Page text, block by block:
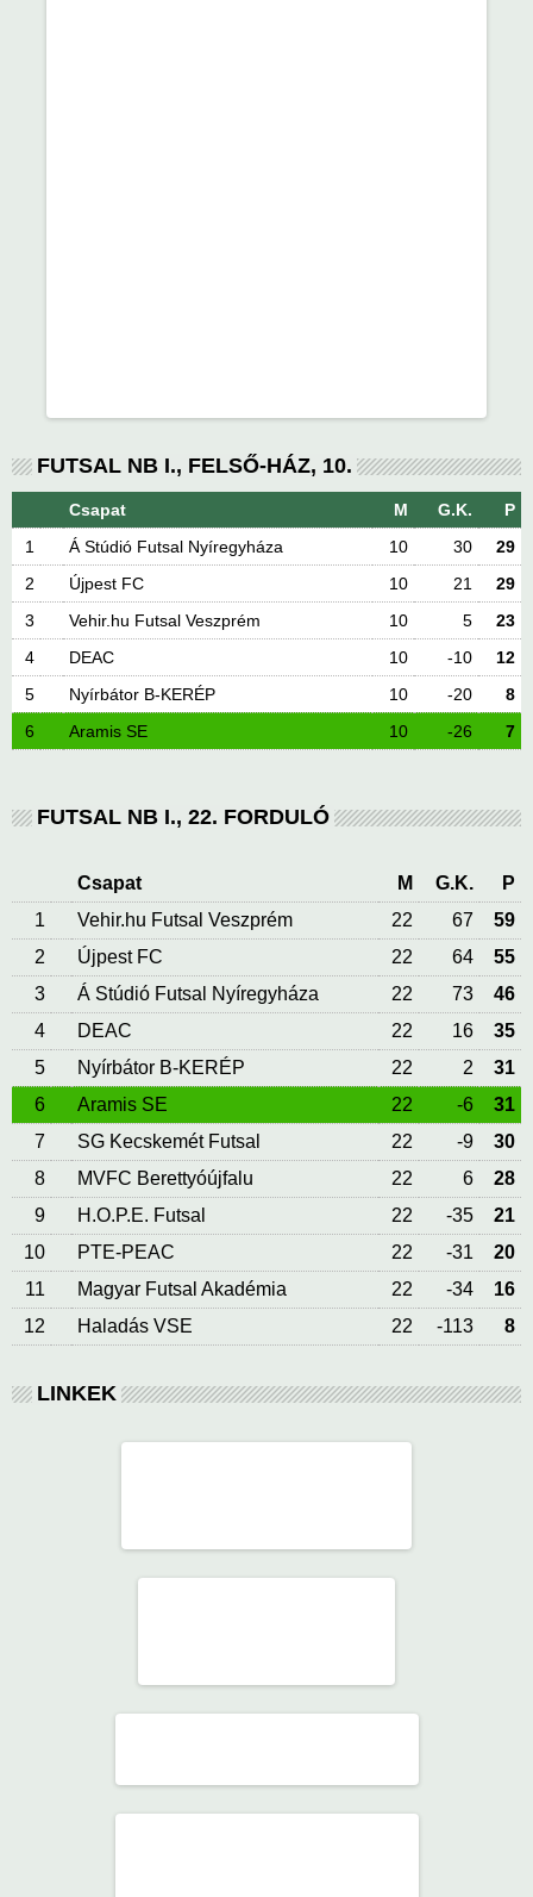
FUTSAL NB I., FELSŐ-HÁZ, 10.
Csapat M G.K.
P
1
Á Stúdió Futsal Nyíregyháza 10 30
29
2
Újpest FC 10 21
29
3
Vehir.hu Futsal Veszprém 10 5
23
4
DEAC 10 -10
12
5
Nyírbátor B-KERÉP 10 -20
8
6
Aramis SE 10 -26 7
FUTSAL NB I., 22. FORDULÓ
Csapat M G.K.
P
1
Vehir.hu Futsal Veszprém 22 67
59
2
Újpest FC 22 64
55
3
Á Stúdió Futsal Nyíregyháza 22 73
46
4
DEAC 22 16
35
5
Nyírbátor B-KERÉP 22 2
31
6
Aramis SE 22 -6
31
7
SG Kecskemét Futsal 22 -9
30
8
MVFC Berettyóújfalu 22 6
28
9
H.O.P.E. Futsal 22 -35
21
10
PTE-PEAC 22 -31
20
11
Magyar Futsal Akadémia 22 -34
16
12
Haladás VSE 22 -113 8
LINKEK